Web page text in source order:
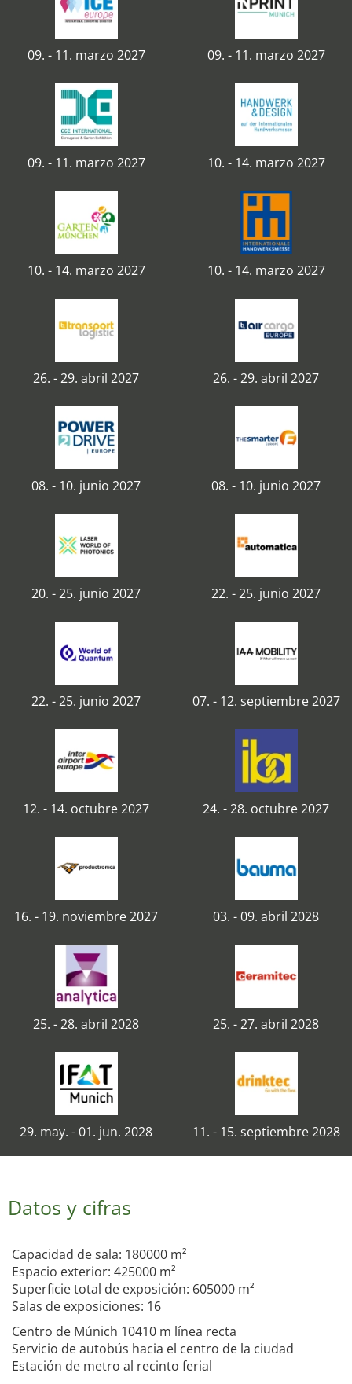
09. - 11. marzo 2027 09. - 11. marzo 2027
09. - 11. marzo 2027 10. - 14. marzo 2027
10. - 14. marzo 2027 10. - 14. marzo 2027
26. - 29. abril 2027 26. - 29. abril 2027
08. - 10. junio 2027 08. - 10. junio 2027
20. - 25. junio 2027 22. - 25. junio 2027
22. - 25. junio 2027 07. - 12. septiembre 2027
12. - 14. octubre 2027 24. - 28. octubre 2027
16. - 19. noviembre 2027 03. - 09. abril 2028
25. - 28. abril 2028 25. - 27. abril 2028
29. may. - 01. jun. 2028 11. - 15. septiembre 2028
Datos y cifras
Capacidad de sala: 180000 m²
Espacio exterior: 425000 m²
Superficie total de exposición: 605000 m²
Salas de exposiciones: 16
Centro de Múnich 10410 m línea recta
Servicio de autobús hacia el centro de la ciudad
Estación de metro al recinto ferial